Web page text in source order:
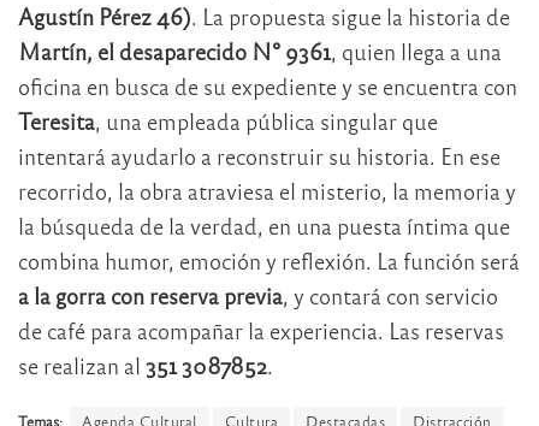
Agustín Pérez 46). La propuesta sigue la historia de
Martín, el desaparecido N° 9361, quien llega a una
oficina en busca de su expediente y se encuentra con
Teresita, una empleada pública singular que
intentará ayudarlo a reconstruir su historia. En ese
recorrido, la obra atraviesa el misterio, la memoria y
la búsqueda de la verdad, en una puesta íntima que
combina humor, emoción y reflexión. La función será
a la gorra con reserva previa, y contará con servicio
de café para acompañar la experiencia. Las reservas
se realizan al 351 3087852.
Temas: Agenda Cultural Cultura Destacadas
Distracción